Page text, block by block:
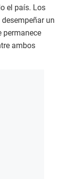
el país. Los
un
permanece
ambos